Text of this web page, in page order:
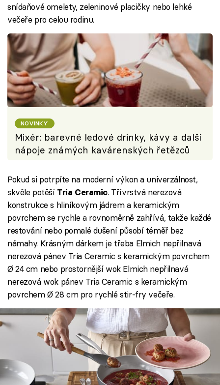
snídaňové omelety, zeleninové placičky nebo lehké
večeře pro celou rodinu.
NOVINKY
Mixér: barevné ledové drinky, kávy a další
nápoje známých kavárenských řetězců
Pokud si potrpíte na moderní výkon a univerzálnost,
skvěle potěší Tria Ceramic. Třívrstvá nerezová
konstrukce s hliníkovým jádrem a keramickým
povrchem se rychle a rovnoměrně zahřívá, takže každé
restování nebo pomalé dušení působí téměř bez
námahy. Krásným dárkem je třeba Elmich nepřilnavá
nerezová pánev Tria Ceramic s keramickým povrchem
Ø 24 cm nebo prostornější wok Elmich nepřilnavá
nerezová wok pánev Tria Ceramic s keramickým
povrchem Ø 28 cm pro rychlé stir-fry večeře.